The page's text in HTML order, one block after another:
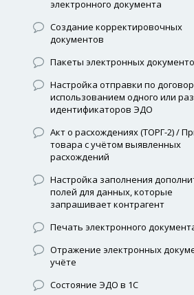
электронного документа
Создание корректировочных
документов
Пакеты электронных
Настройка отправки по
использованием одного или
идентификаторов ЭДО
Акт о расхождениях (ТОРГ-2) /
товара с учётом выявленных
расхождений
Настройка заполнения
полей для данных, которые
запрашивает контрагент
Печать электронного
Отражение электронных
учёте
Состояние ЭДО в 1С